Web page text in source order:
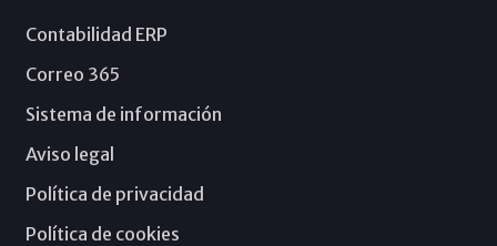
Contabilidad ERP
Correo 365
Sistema de información
Aviso legal
Política de privacidad
Política de cookies